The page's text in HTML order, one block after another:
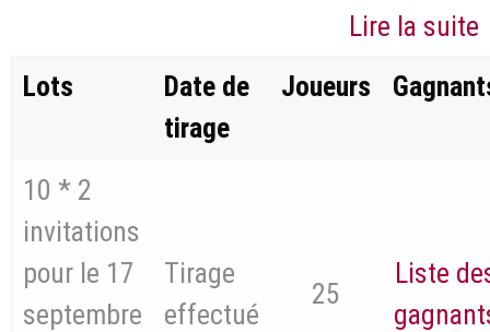
Lire la suite
Lots
Date de
tirage
Joueurs
10 * 2
invitations
pour le 17
septembre
Tirage
effectué
25
Liste